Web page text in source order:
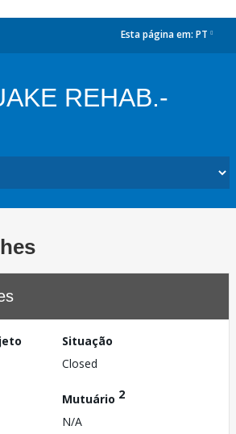
Esta página em: PT
REHAB.-
Situação
Closed
Mutuário 2
N/A